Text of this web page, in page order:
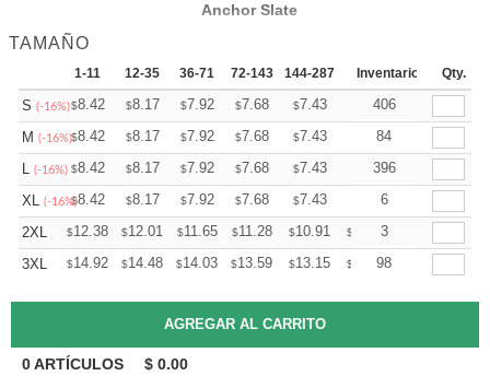
Anchor Slate
TAMAÑO
1-11 12-35 36-71 72-143 144-287 288 + Mas
Inventario Qty.
S (-16%)$8.42 $8.17 $7.92 $7.68 $7.43 7.30406
M (-16%)$8.42 $8.17 $7.92 $7.68 $7.43 7.3084
L (-16%) $8.42 $8.17 $7.92 $7.68 $7.43 7.30396
XL (-16%)
$8.42 $8.17 $7.92 $7.68 $7.43 7.306
2XL
$12.38 $12.01 $11.65 $11.28 $10.91 $ 10.73
3
3XL
$14.92 $14.48 $14.03 $13.59 $13.15 $ 12.93
98
0ARTÍCULOS $ 0.00